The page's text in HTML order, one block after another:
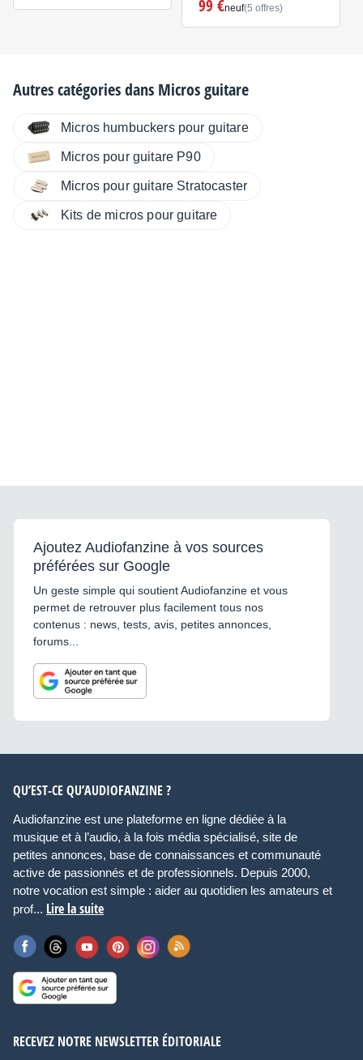
99 €neuf(5 offres)
Autres catégories dans Micros guitare
Micros humbuckers pour guitare
Micros pour guitare P90
Micros pour guitare Stratocaster
Kits de micros pour guitare
Ajoutez Audiofanzine à vos sources
préférées sur Google
Un geste simple qui soutient Audiofanzine et vous
permet de retrouver plus facilement tous nos
contenus : news, tests, avis, petites annonces,
forums...
QU’EST-CE QU’AUDIOFANZINE ?
Audiofanzine est une plateforme en ligne dédiée à la
musique et à l’audio, à la fois média spécialisé, site de
petites annonces, base de connaissances et communauté
active de passionnés et de professionnels. Depuis 2000,
notre vocation est simple : aider au quotidien les amateurs et
prof... Lire la suite
RECEVEZ NOTRE NEWSLETTER ÉDITORIALE